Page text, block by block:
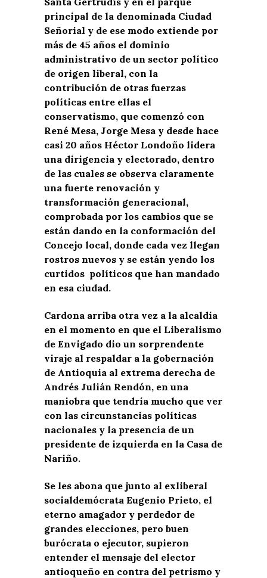
principal de la denominada Ciudad
Señorial y de ese modo extiende por
más de 45 años el dominio
administrativo de un sector político
de origen liberal, con la
contribución de otras fuerzas
políticas entre ellas el
conservatismo, que comenzó con
René Mesa, Jorge Mesa y desde hace
casi 20 años Héctor Londoño lidera
una dirigencia y electorado, dentro
de las cuales se observa claramente
una fuerte renovación y
transformación generacional,
comprobada por los cambios que se
están dando en la conformación del
Concejo local, donde cada vez llegan
rostros nuevos y se están yendo los
curtidos políticos que han mandado
en esa ciudad.
Cardona arriba otra vez a la alcaldía
en el momento en que el Liberalismo
de Envigado dio un sorprendente
viraje al respaldar a la gobernación
de Antioquia al extrema derecha de
Andrés Julián Rendón, en una
maniobra que tendría mucho que ver
con las circunstancias políticas
nacionales y la presencia de un
presidente de izquierda en la Casa de
Nariño.
Se les abona que junto al exliberal
socialdemócrata Eugenio Prieto, el
eterno amagador y perdedor de
grandes elecciones, pero buen
burócrata o ejecutor, supieron
entender el mensaje del elector
antioqueño en contra del petrismo y